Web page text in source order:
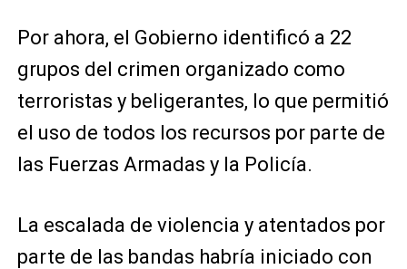
Por ahora, el Gobierno identificó a 22
grupos del crimen organizado como
terroristas y beligerantes, lo que permitió
el uso de todos los recursos por parte de
las Fuerzas Armadas y la Policía.
La escalada de violencia y atentados por
parte de las bandas habría iniciado con